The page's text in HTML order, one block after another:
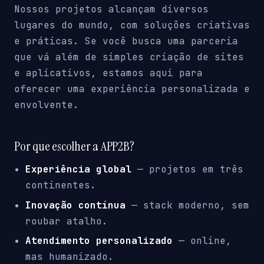
Nossos projetos alcançam diversos
lugares do mundo, com soluções criativas
e práticas. Se você busca uma parceria
que vá além de simples criação de sites
e aplicativos, estamos aqui para
oferecer uma experiência personalizada e
envolvente.
Por que escolher a APP2B?
Experiência global — projetos em três
continentes.
Inovação contínua — stack moderno, sem
roubar atalho.
Atendimento personalizado — online,
mas humanizado.